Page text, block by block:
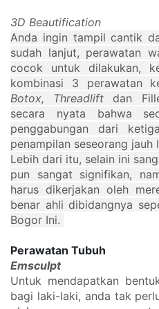
3D Beautification
Anda ingin tampil cantik
sudah lanjut, perawatan
cocok untuk dilakukan,
Botox, Threadlift dan
secara nyata bahwa
penggabungan dari
penampilan seseorang jauh
Lebih dari itu, selain ini
pun sangat signifikan,
harus dikerjakan oleh
benar ahli dibidangnya
Bogor Ini.
Perawatan Tubuh
Emsculpt
Untuk mendapatkan
bagi laki-laki, anda tak